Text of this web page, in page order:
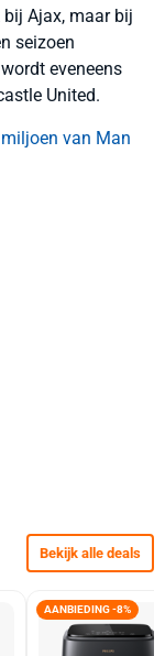
Ajax, maar bij
seizoen
eveneens
United.
van Man
Bekijk alle deals
AANBIEDING -8%